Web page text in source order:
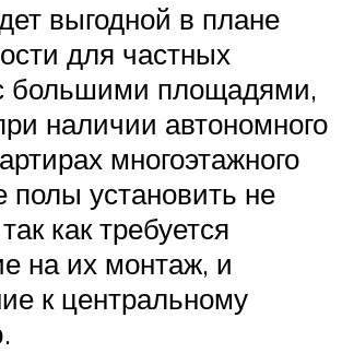
выгодной в плане
для частных
большими площадями,
наличии автономного
многоэтажного
полы установить не
как требуется
на их монтаж, и
к центральному